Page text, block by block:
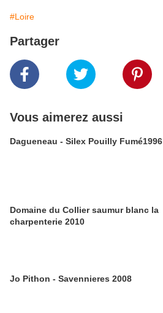
#Loire
Partager
Vous aimerez aussi
Dagueneau - Silex Pouilly Fumé1996
Domaine du Collier saumur blanc la
charpenterie 2010
Jo Pithon - Savennieres 2008